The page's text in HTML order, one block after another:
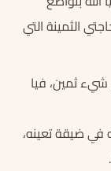
الثمينة التي
ثمين، فيا
في ضيقة تعينه،